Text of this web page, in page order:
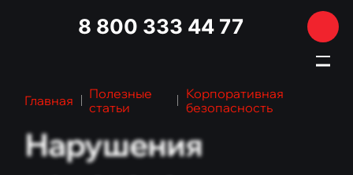
8 800 333 44 77
ГЛАВНАЯ
УСЛУГИ
Главная
Полезные
статьи
Корпоративная
безопасность
Нарушения